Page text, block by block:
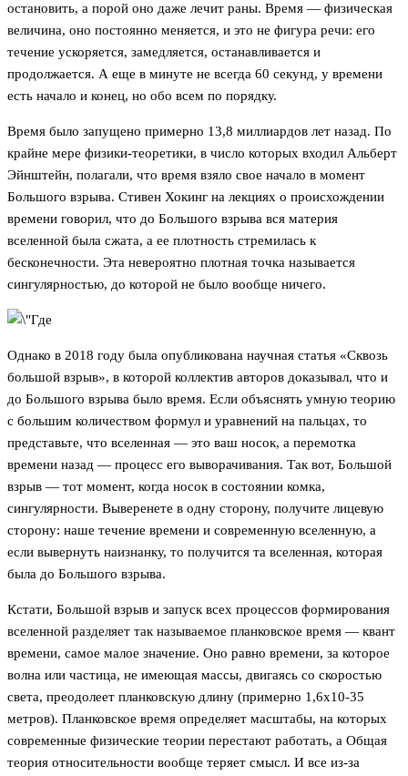
остановить, а порой оно даже лечит раны. Время — физическая
величина, оно постоянно меняется, и это не фигура речи: его
течение ускоряется, замедляется, останавливается и
продолжается. А еще в минуте не всегда 60 секунд, у времени
есть начало и конец, но обо всем по порядку.
Время было запущено примерно 13,8 миллиардов лет назад. По
крайне мере физики-теоретики, в число которых входил Альберт
Эйнштейн, полагали, что время взяло свое начало в момент
Большого взрыва. Стивен Хокинг на лекциях о происхождении
времени говорил, что до Большого взрыва вся материя
вселенной была сжата, а ее плотность стремилась к
бесконечности. Эта невероятно плотная точка называется
сингулярностью, до которой не было вообще ничего.
Однако в 2018 году была опубликована научная статья «Сквозь
большой взрыв», в которой коллектив авторов доказывал, что и
до Большого взрыва было время. Если объяснять умную теорию
с большим количеством формул и уравнений на пальцах, то
представьте, что вселенная — это ваш носок, а перемотка
времени назад — процесс его выворачивания. Так вот, Большой
взрыв — тот момент, когда носок в состоянии комка,
сингулярности. Выверенете в одну сторону, получите лицевую
сторону: наше течение времени и современную вселенную, а
если вывернуть наизнанку, то получится та вселенная, которая
была до Большого взрыва.
Кстати, Большой взрыв и запуск всех процессов формирования
вселенной разделяет так называемое планковское время — квант
времени, самое малое значение. Оно равно времени, за которое
волна или частица, не имеющая массы, двигаясь со скоростью
света, преодолеет планковскую длину (примерно 1,6х10-35
метров). Планковское время определяет масштабы, на которых
современные физические теории перестают работать, а Общая
теория относительности вообще теряет смысл. И все из-за